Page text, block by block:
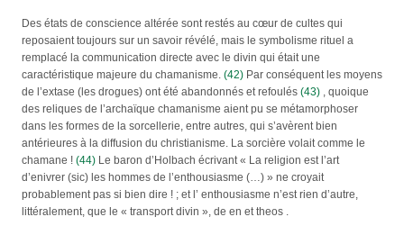
Des états de conscience altérée sont restés au cœur de cultes qui
reposaient toujours sur un savoir révélé, mais le symbolisme rituel a
remplacé la communication directe avec le divin qui était une
caractéristique majeure du chamanisme. (42) Par conséquent les moyens
de l’extase (les drogues) ont été abandonnés et refoulés (43) , quoique
des reliques de l’archaïque chamanisme aient pu se métamorphoser
dans les formes de la sorcellerie, entre autres, qui s’avèrent bien
antérieures à la diffusion du christianisme. La sorcière volait comme le
chamane ! (44) Le baron d’Holbach écrivant « La religion est l’art
d’enivrer (sic) les hommes de l’enthousiasme (…) » ne croyait
probablement pas si bien dire ! ; et l’ enthousiasme n’est rien d’autre,
littéralement, que le « transport divin », de en et theos .